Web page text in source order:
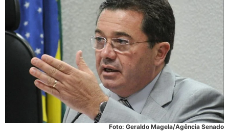
Foto: Geraldo Magela/Agência Senado